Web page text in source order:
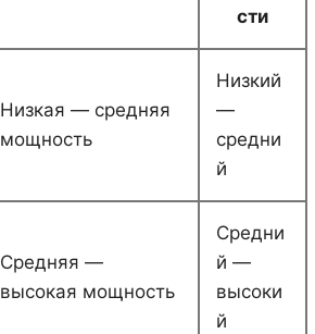
сти
Низкая — средняя
мощность
Низкий
—
средни
й
Средняя —
высокая мощность
Средни
й —
высоки
й